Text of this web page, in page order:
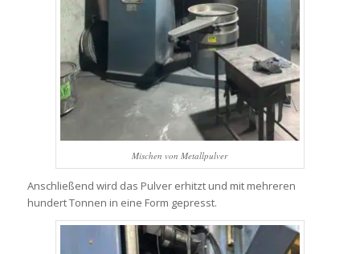
Mischen von Metallpulver
Anschließend wird das Pulver erhitzt und mit mehreren
hundert Tonnen in eine Form gepresst.